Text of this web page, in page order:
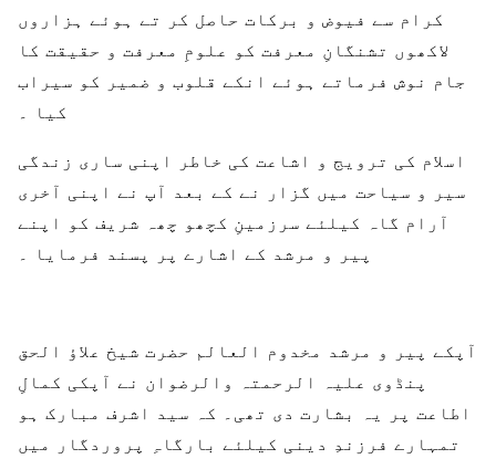
کرام سے فیوض و برکات حاصل کر تے ہوئے ہزاروں
لاکھوں تشنگانِ معرفت کو علومِ معرفت و حقیقت کا
جام نوش فرماتے ہوئے انکے قلوب و ضمیر کو سیراب
کیا ۔
اسلام کی ترویج و اشاعت کی خاطر اپنی ساری زندگی
سیر و سیاحت میں گزار نے کے بعد آپ نے اپنی آخری
آرام گاہ کیلئے سرزمینِ کچھو چھہ شریف کو اپنے
پیر و مرشد کے اشارے پر پسند فرمایا ۔
آپکے پیر و مرشد مخدوم العالم حضرت شیخ علاؤ الحق
پنڈوی علیہ الرحمتہ والرضوان نے آپکی کمالِ
اطاعت پر یہ بشارت دی تھی۔ کہ سید اشرف مبارک ہو
تمہارے فرزندِ دینی کیلئے بارگاہِ پروردگار میں